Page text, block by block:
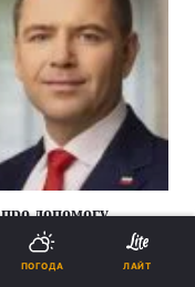
допомогу
ПОГОДА ЛАЙТ